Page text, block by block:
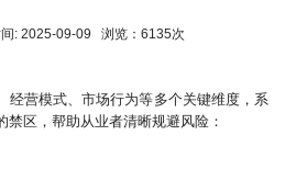
: 2025-09-09 浏览：6135次
经营模式、市场行为等多个关键维度，系
区，帮助从业者清晰规避风险：